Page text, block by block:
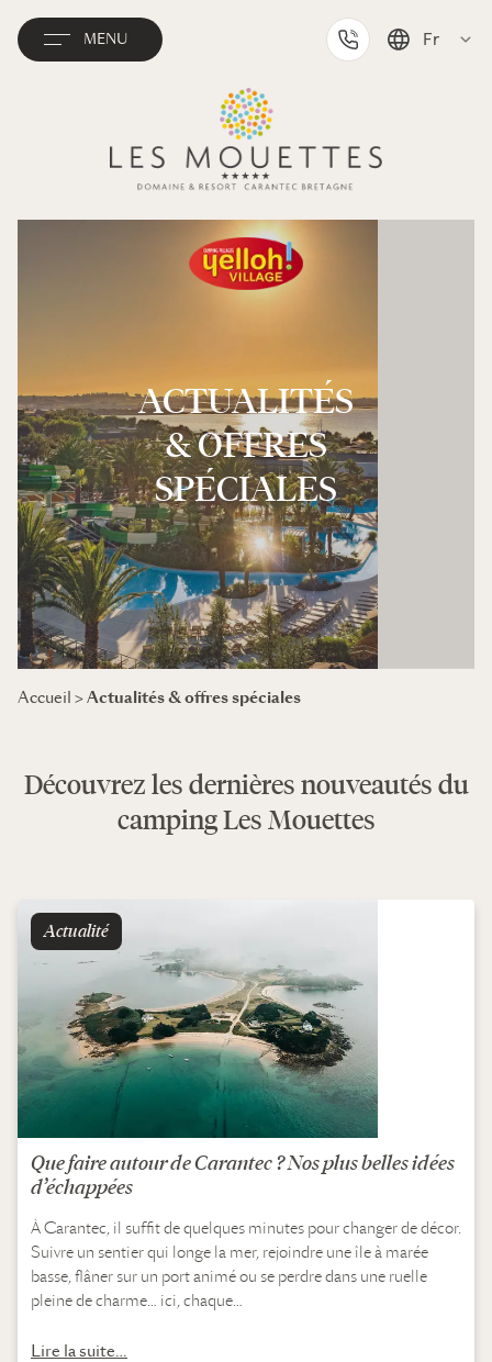
MENU Fr
Nederlands
ACTUALITÉS
& OFFRES
SPÉCIALES
Accueil >Actualités & offres spéciales
Découvrez les dernières nouveautés du
camping Les Mouettes
Actualité
Que faire autour de Carantec ? Nos plus belles idées
d’échappées
À Carantec, il suffit de quelques minutes pour changer de décor.
Suivre un sentier qui longe la mer, rejoindre une île à marée
basse, flâner sur un port animé ou se perdre dans une ruelle
pleine de charme… ici, chaque…
Lire la suite…